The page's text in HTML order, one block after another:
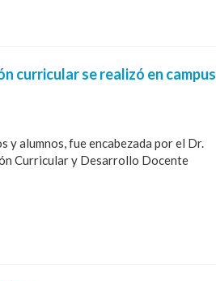
curricular se realizó en campus
y alumnos, fue encabezada por el Dr.
Curricular y Desarrollo Docente